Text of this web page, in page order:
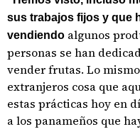
sus trabajos fijos y que
vendiendo algunos
personas se han
vender frutas. Lo
extranjeros cosa que
estas prácticas hoy en
a los panameños que